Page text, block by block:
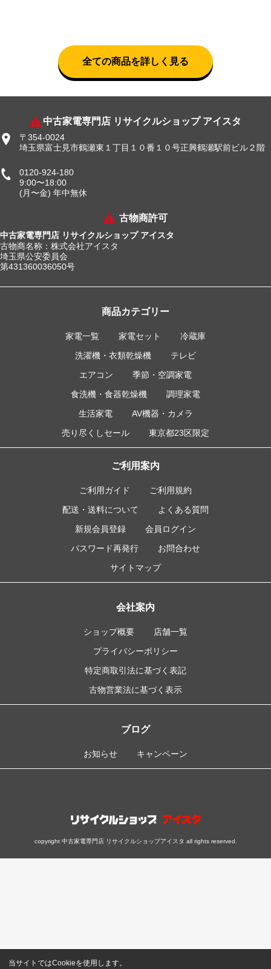
当サイトではCookieを使用します。
全ての商品を詳しく見る
中古家電専門店 リサイクルショップ アイスタ
〒354-0024
埼玉県富士見市鶴瀬東１丁目１０番１０号正興鶴瀬駅前ビル２階
0120-924-180
9:00〜18:00
(月〜金) 年中無休
古物商許可
中古家電専門店 リサイクルショップ アイスタ
古物商名称：株式会社アイスタ
埼玉県公安委員会
第431360036050号
商品カテゴリー
家電一覧 家電セット
冷蔵庫
洗濯機・衣類乾燥機
テレビ
エアコン
季節・空調家電
食洗機・食器乾燥機
調理家電
生活家電
AV機器・カメラ
売り尽くしセール
東京都23区限定
ご利用案内
ご利用ガイド
ご利用規約
配送・送料について
よくある質問
新規会員登録
会員ログイン
パスワード再発行
お問合わせ
サイトマップ
会社案内
ショップ概要
店舗一覧
プライバシーポリシー
特定商取引法に基づく表記
古物営業法に基づく表示
ブログ
お知らせ キャンペーン
copyright 中古家電専門店 リサイクルショップアイスタ all rights reserved.